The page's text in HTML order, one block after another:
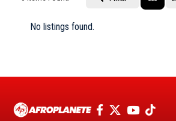
No listings found.